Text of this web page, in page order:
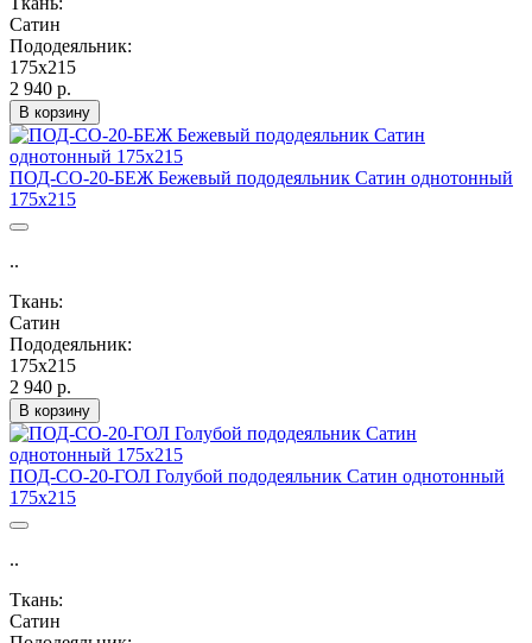
Сатин
Пододеяльник:
175х215
2 940 р.
В корзину
ПОД-СО-20-БЕЖ Бежевый пододеяльник Сатин однотонный
175х215
..
Ткань:
Сатин
Пододеяльник:
175х215
2 940 р.
В корзину
ПОД-СО-20-ГОЛ Голубой пододеяльник Сатин однотонный
175х215
..
Ткань:
Сатин